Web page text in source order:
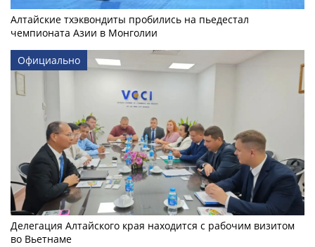
Алтайские тхэквондиты пробились на пьедестал
чемпионата Азии в Монголии
Официально
Делегация Алтайского края находится с рабочим визитом
во Вьетнаме